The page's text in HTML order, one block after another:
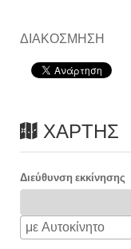
ΔΙΑΚΟΣΜΗΣΗ
ΧΆΡΤΗΣ
Διεύθυνση εκκίνησης